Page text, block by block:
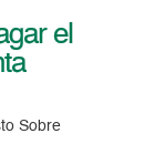
el
Sobre